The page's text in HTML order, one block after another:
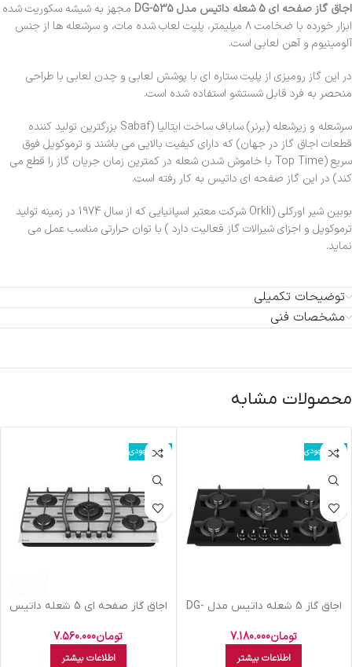
اجاق گاز صفحه ای 5 شعله داتیس مدل DG-535
مجهز به شیشه سکوریت شده
ابزار خورده با ضخامت 8 میلیمتر، پلیت لعاب شده مات، و سرشعله ها از جنس
آلومینیوم و آهن لعابی است.
در این گاز رومیزی از پلیت ستاره ای با پوشش لعابی و چدن لعابی با طراحی
منحصر به فرد قابل شستشو استفاده شده است.
سرشعله و زیرشعله (برنر) ساباف ساخت ایتالیا (Sabaf بزرگترین تولید کننده
قطعات اجاق گاز در جهان) که دارای کیفیت بالایی می باشند و ترموکوپل فوق
سریع (Top Time با خاموش شدن شعله در کمترین زمان جریان گاز را قطع می
کند) در این گاز صفحه ای داتیس به کار رفته است.
بوبین شیر اورکلی (Orkli شرکت معتبر اسپانیایی که از سال 1974 در زمینه تولید
ترموکوپل و اجزای شیرالات گاز فعالیت دارد ) با توان حرارتی مناسب عمل می
نماید.
توضیحات تکمیلی
مشخصات فنی
محصولات مشابه
اتمام موجودی
اجاق گاز 5 شعله داتیس مدل DG-
تومان7.180.000
اطلاعات بیشتر
اتمام موجودی
اجاق گاز صفحه ای 5 شعله داتیس
تومان7.560.000
اطلاعات بیشتر